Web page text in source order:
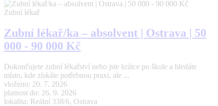
Zubní lékař
Zubní lékař/ka – absolvent | Ostrava | 50
000 - 90 000 Kč
Dokončujete zubní lékařství nebo jste krátce po škole a hledáte
místo, kde získáte potřebnou praxi, ale ...
vloženo: 20. 7. 2026
platnost do: 26. 9. 2026
lokalita: Reální 338/6, Ostrava